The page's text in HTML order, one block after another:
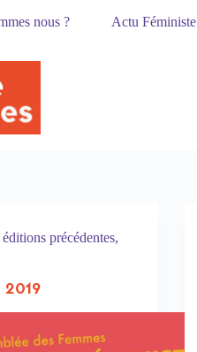
nous ? Actu Féministe
précédentes,
2019